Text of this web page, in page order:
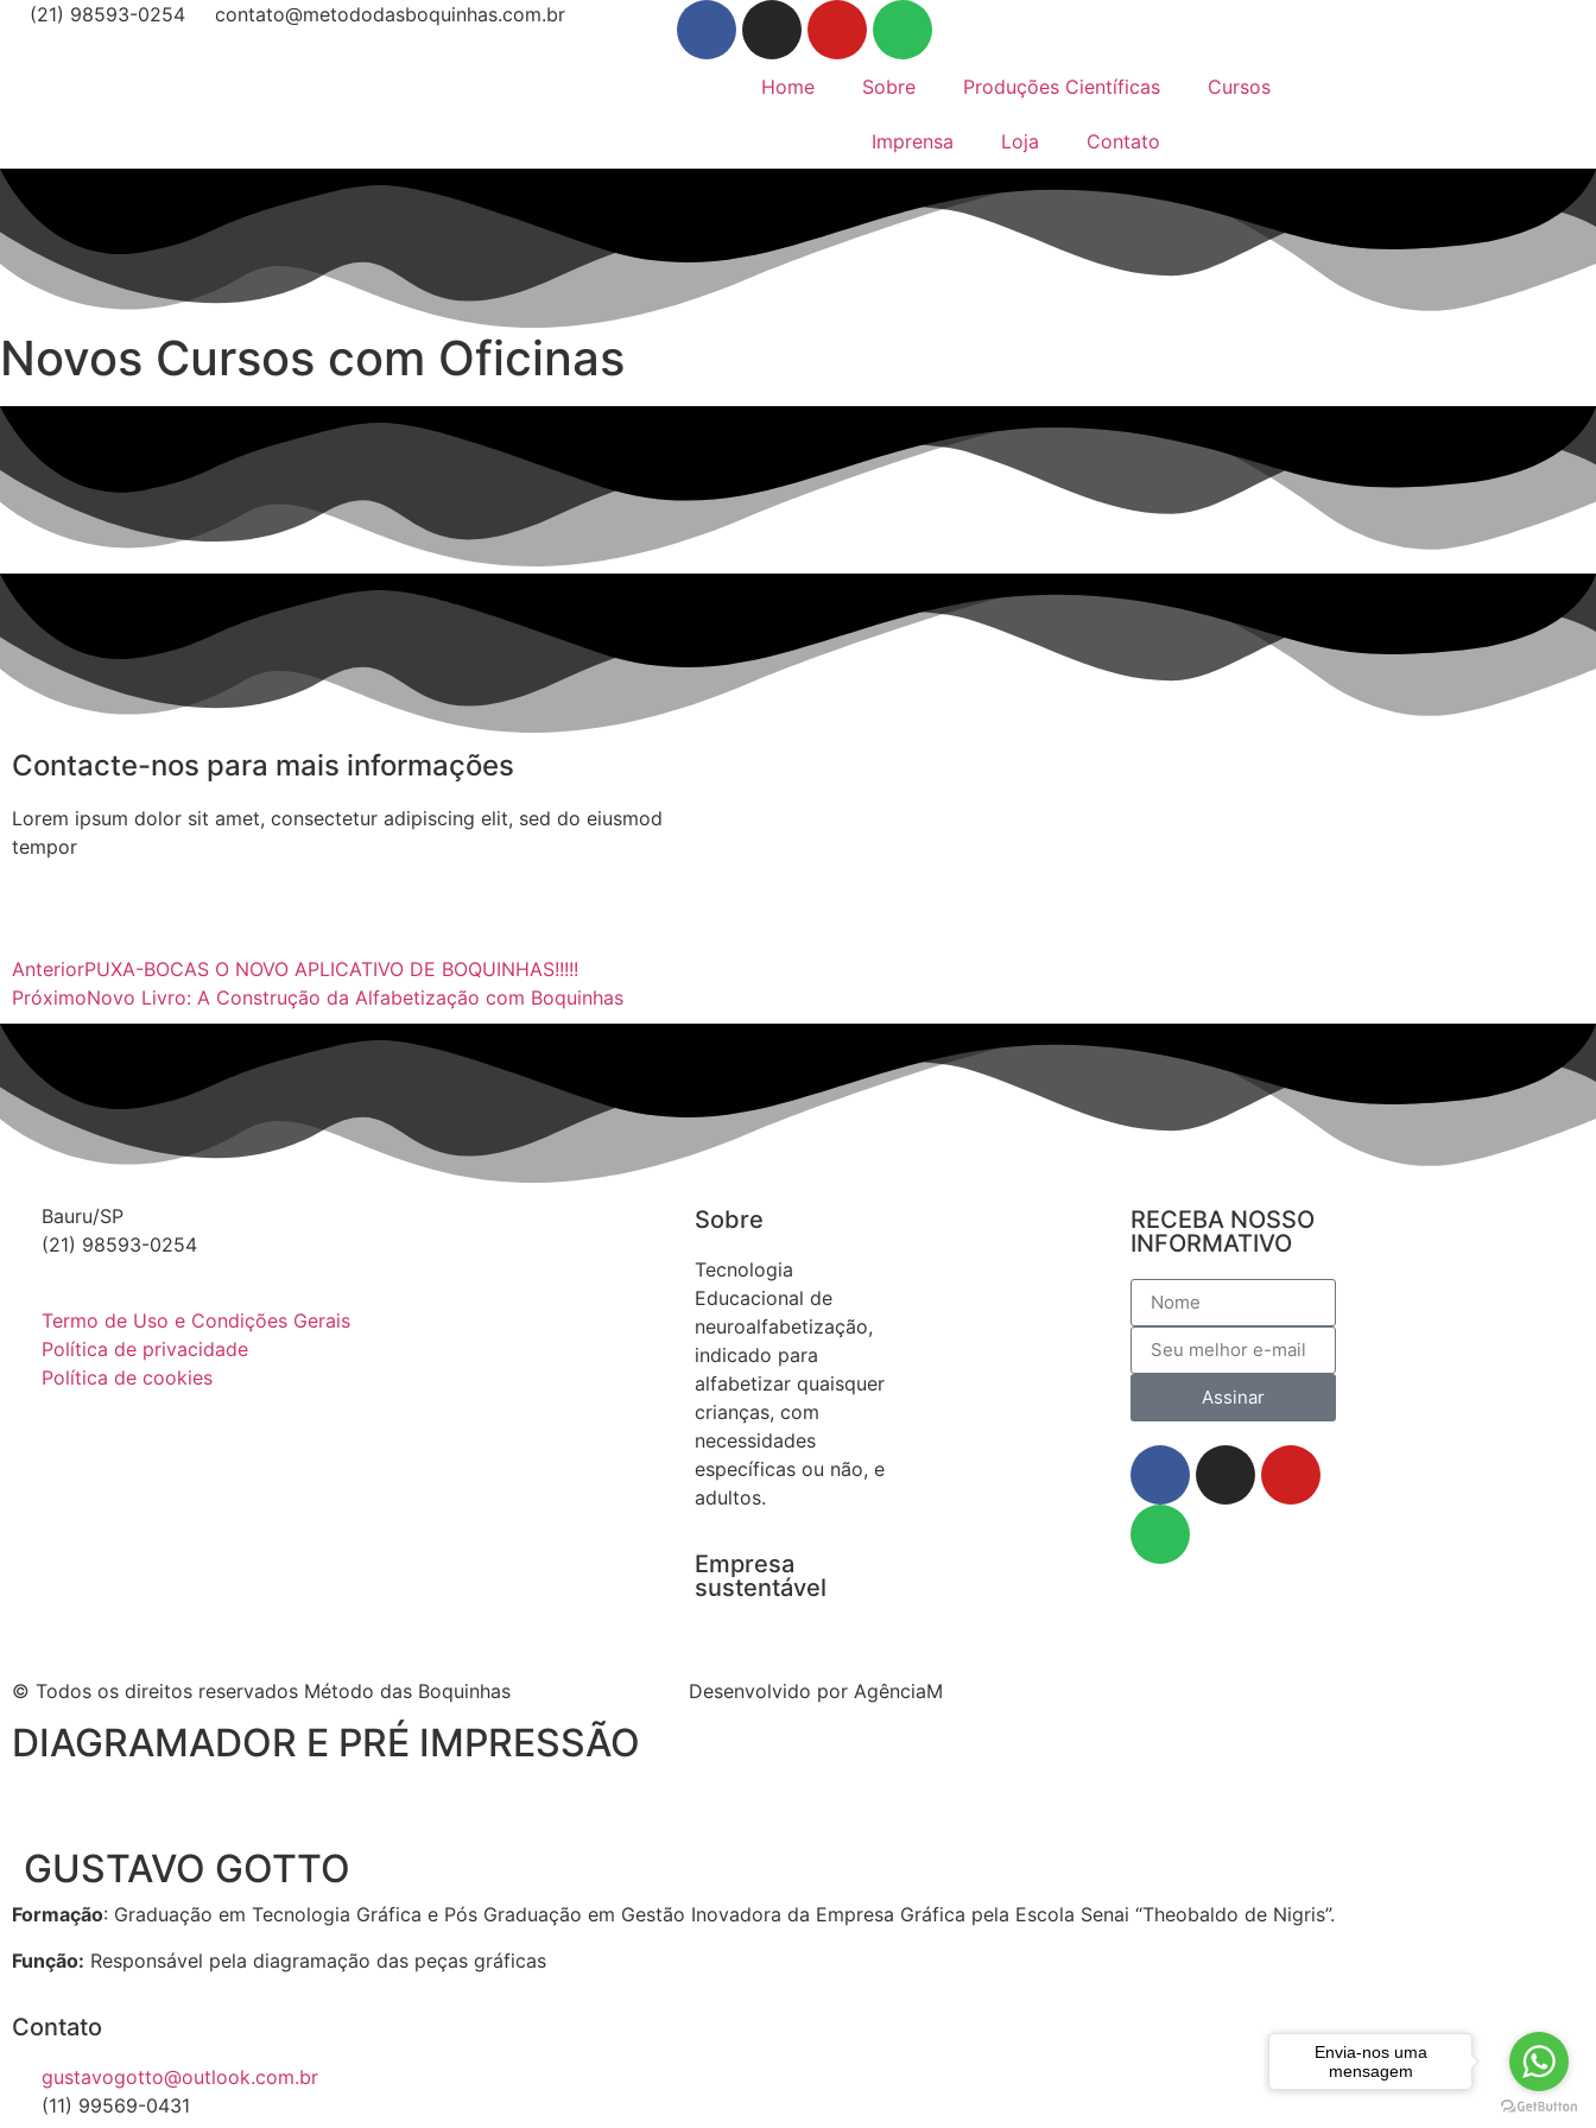
(21) 98593-0254 contato@metododasboquinhas.com.br
Home Sobre Produções Científicas Cursos
Imprensa Loja Contato
Novos Cursos com Oficinas
Contacte-nos para mais informações
Lorem ipsum dolor sit amet, consectetur adipiscing elit, sed do eiusmod
tempor
AnteriorPUXA-BOCAS O NOVO APLICATIVO DE BOQUINHAS!!!!!
PróximoNovo Livro: A Construção da Alfabetização com Boquinhas
Bauru/SP
(21) 98593-0254
Termo de Uso e Condições Gerais
Política de privacidade
Política de cookies
Sobre
Tecnologia
Educacional de
neuroalfabetização,
indicado para
alfabetizar quaisquer
crianças, com
necessidades
específicas ou não, e
adultos.
Empresa
sustentável
RECEBA NOSSO
INFORMATIVO
Assinar
© Todos os direitos reservados Método das Boquinhas Desenvolvido por AgênciaM
DIAGRAMADOR E PRÉ IMPRESSÃO
GUSTAVO GOTTO
Formação: Graduação em Tecnologia Gráfica e Pós Graduação em Gestão Inovadora da Empresa Gráfica pela Escola Senai “Theobaldo de Nigris”.
Função: Responsável pela diagramação das peças gráficas
Contato
gustavogotto@outlook.com.br
(11) 99569-0431
Envia-nos uma
mensagem